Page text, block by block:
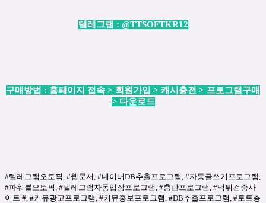
텔레그램 : @TTSOFTKR12
구매방법 : 홈페이지 접속 > 회원가입 > 캐시충전 > 프로그램구매
> 다운로드
#텔레그램오토픽, #웹문서, #네이버DB추출프로그램, #자동글쓰기프로그램,
#파워볼오토픽, #텔레그램자동입장프로그램, #총판프로그램, #먹튀검증사
이트 #, #커뮤광고프로그램, #커뮤홍보프로그램, #DB추출프로그램, #토토총